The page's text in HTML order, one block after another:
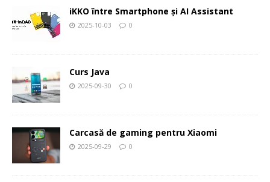
iKKO între Smartphone și AI Assistant
2025-10-03 0
Curs Java
2025-09-30 0
Carcasă de gaming pentru Xiaomi
2025-09-29 0